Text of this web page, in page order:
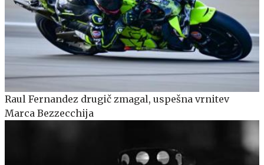
Raul Fernandez drugič zmagal, uspešna vrnitev
Marca Bezzecchija